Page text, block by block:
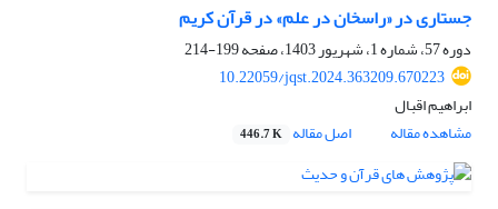
جستاری در «راسخان در علم» در قرآن کریم
دوره 57، شماره 1، شهریور 1403، صفحه
199-214
10.22059/jqst.2024.363209.670223
ابراهیم اقبال
مشاهده مقاله
اصل مقاله 446.7 K